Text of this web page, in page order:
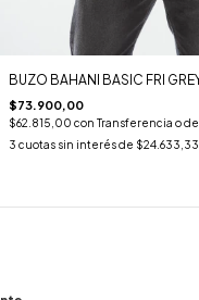
BUZO BAHANI BASIC FRI
$73.900,00
$62.815,00con Transferencia o
3 cuotas sin interés de $24.633,33